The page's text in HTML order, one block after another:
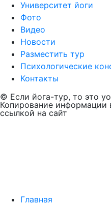
Университет йоги
Фото
Видео
Новости
Разместить тур
Психологические
Контакты
© Если йога-тур, то это
Копирование информации
ссылкой на сайт
Главная